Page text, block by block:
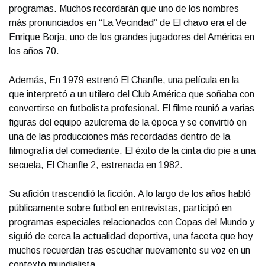
programas. Muchos recordarán que uno de los nombres
más pronunciados en “La Vecindad” de El chavo era el de
Enrique Borja, uno de los grandes jugadores del América en
los años 70.
Además, En 1979 estrenó El Chanfle, una película en la
que interpretó a un utilero del Club América que soñaba con
convertirse en futbolista profesional. El filme reunió a varias
figuras del equipo azulcrema de la época y se convirtió en
una de las producciones más recordadas dentro de la
filmografía del comediante. El éxito de la cinta dio pie a una
secuela, El Chanfle 2, estrenada en 1982.
Su afición trascendió la ficción. A lo largo de los años habló
públicamente sobre futbol en entrevistas, participó en
programas especiales relacionados con Copas del Mundo y
siguió de cerca la actualidad deportiva, una faceta que hoy
muchos recuerdan tras escuchar nuevamente su voz en un